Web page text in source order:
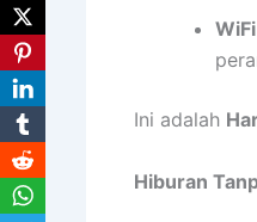
Ini adalah
Hiburan